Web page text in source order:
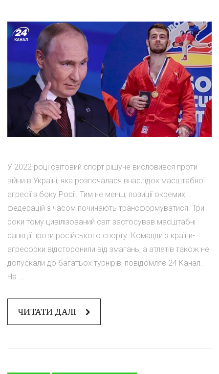
У 2022 році світовий спорт рішуче висловився проти
війни в Україні, яка розпочалася внаслідок масштабної
агресії з боку Росії. Тим не менш, позиції окремих
федерацій з часом починають трансформуватися. Три
роки тому цивілізований світ застосував масштабні
санкції проти російського спорту. Команди з країни-
агресорки відсторонили від змагань, а атлетів також не
допускали до багатьох турнірів, повідомляє 24 Канал.
На ...
ЧИТАТИ ДАЛІ